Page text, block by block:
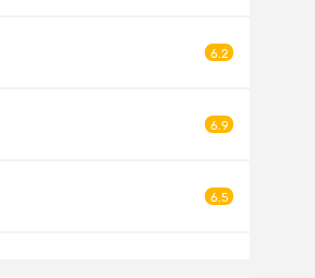
6.2
6.9
6.5